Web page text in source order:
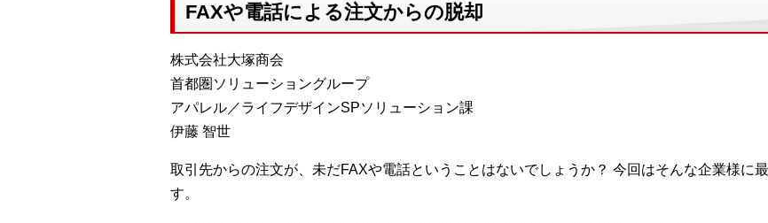
FAXや電話による注文からの脱却
株式会社大塚商会
首都圏ソリューショングループ
アパレル／ライフデザインSPソリューション課
伊藤 智世
取引先からの注文が、未だFAXや電話ということはないでしょうか？ 今回はそんな企業様に
す。